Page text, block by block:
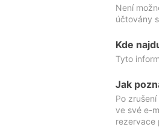
Není
účtovány
Kde
Tyto
Jak
Po
ve své e-
rezervace